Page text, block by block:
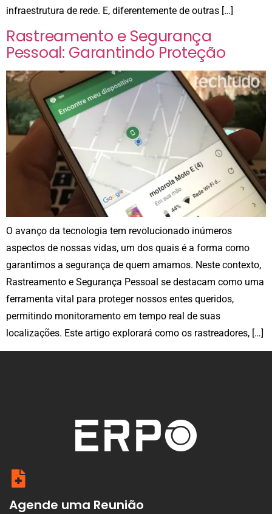
infraestrutura de rede. E, diferentemente de outras […]
Rastreamento e Segurança
Pessoal: Garantindo Proteção
O avanço da tecnologia tem revolucionado inúmeros
aspectos de nossas vidas, um dos quais é a forma como
garantimos a segurança de quem amamos. Neste contexto,
Rastreamento e Segurança Pessoal se destacam como uma
ferramenta vital para proteger nossos entes queridos,
permitindo monitoramento em tempo real de suas
localizações. Este artigo explorará como os rastreadores, […]
Agende uma Reunião